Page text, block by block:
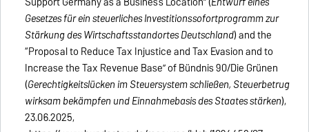
Gesetzes für ein steuerliches Investitionssofortprogramm zur
Stärkung des Wirtschaftsstandortes Deutschland) and the
“Proposal to Reduce Tax Injustice and Tax Evasion and to
Increase the Tax Revenue Base” of Bündnis 90/Die Grünen
(Gerechtigkeitslücken im Steuersystem schließen, Steuerbetrug
wirksam bekämpfen und Einnahmebasis des Staates stärken),
23.06.2025,